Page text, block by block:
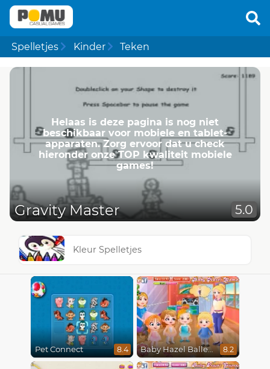
Spelletjes Kinder Teken
Helaas is deze pagina is nog niet
beschikbaar voor mobiele en tablet-
apparaten. Zorg ervoor dat u check
hieronder onze TOP kwaliteit mobiele
games!
Gravity Master 5.0
Kleur Spelletjes
Pet Connect 8.4 Baby Hazel Ballerina Dance 8.2